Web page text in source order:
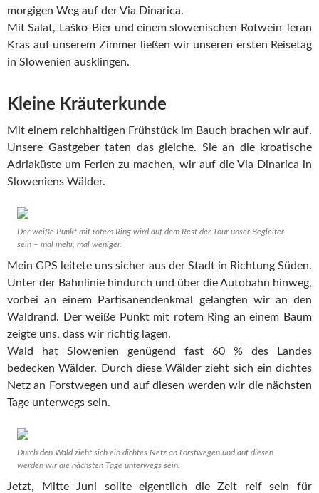
morgigen Weg auf der Via Dinarica.
Mit Salat, Laško-Bier und einem slowenischen Rotwein Teran
Kras auf unserem Zimmer ließen wir unseren ersten Reisetag
in Slowenien ausklingen.
Kleine Kräuterkunde
Mit einem reichhaltigen Frühstück im Bauch brachen wir auf.
Unsere Gastgeber taten das gleiche. Sie an die kroatische
Adriaküste um Ferien zu machen, wir auf die Via Dinarica in
Sloweniens Wälder.
Der weiße Punkt mit rotem Ring wird auf dem Rest der Tour unser Begleiter
sein – mal mehr, mal weniger.
Mein GPS leitete uns sicher aus der Stadt in Richtung Süden.
Unter der Bahnlinie hindurch und über die Autobahn hinweg,
vorbei an einem Partisanendenkmal gelangten wir an den
Waldrand. Der weiße Punkt mit rotem Ring an einem Baum
zeigte uns, dass wir richtig lagen.
Wald hat Slowenien genügend fast 60 % des Landes
bedecken Wälder. Durch diese Wälder zieht sich ein dichtes
Netz an Forstwegen und auf diesen werden wir die nächsten
Tage unterwegs sein.
Durch den Wald zieht sich ein dichtes Netz an Forstwegen und auf diesen
werden wir die nächsten Tage unterwegs sein.
Jetzt, Mitte Juni sollte eigentlich die Zeit reif sein für